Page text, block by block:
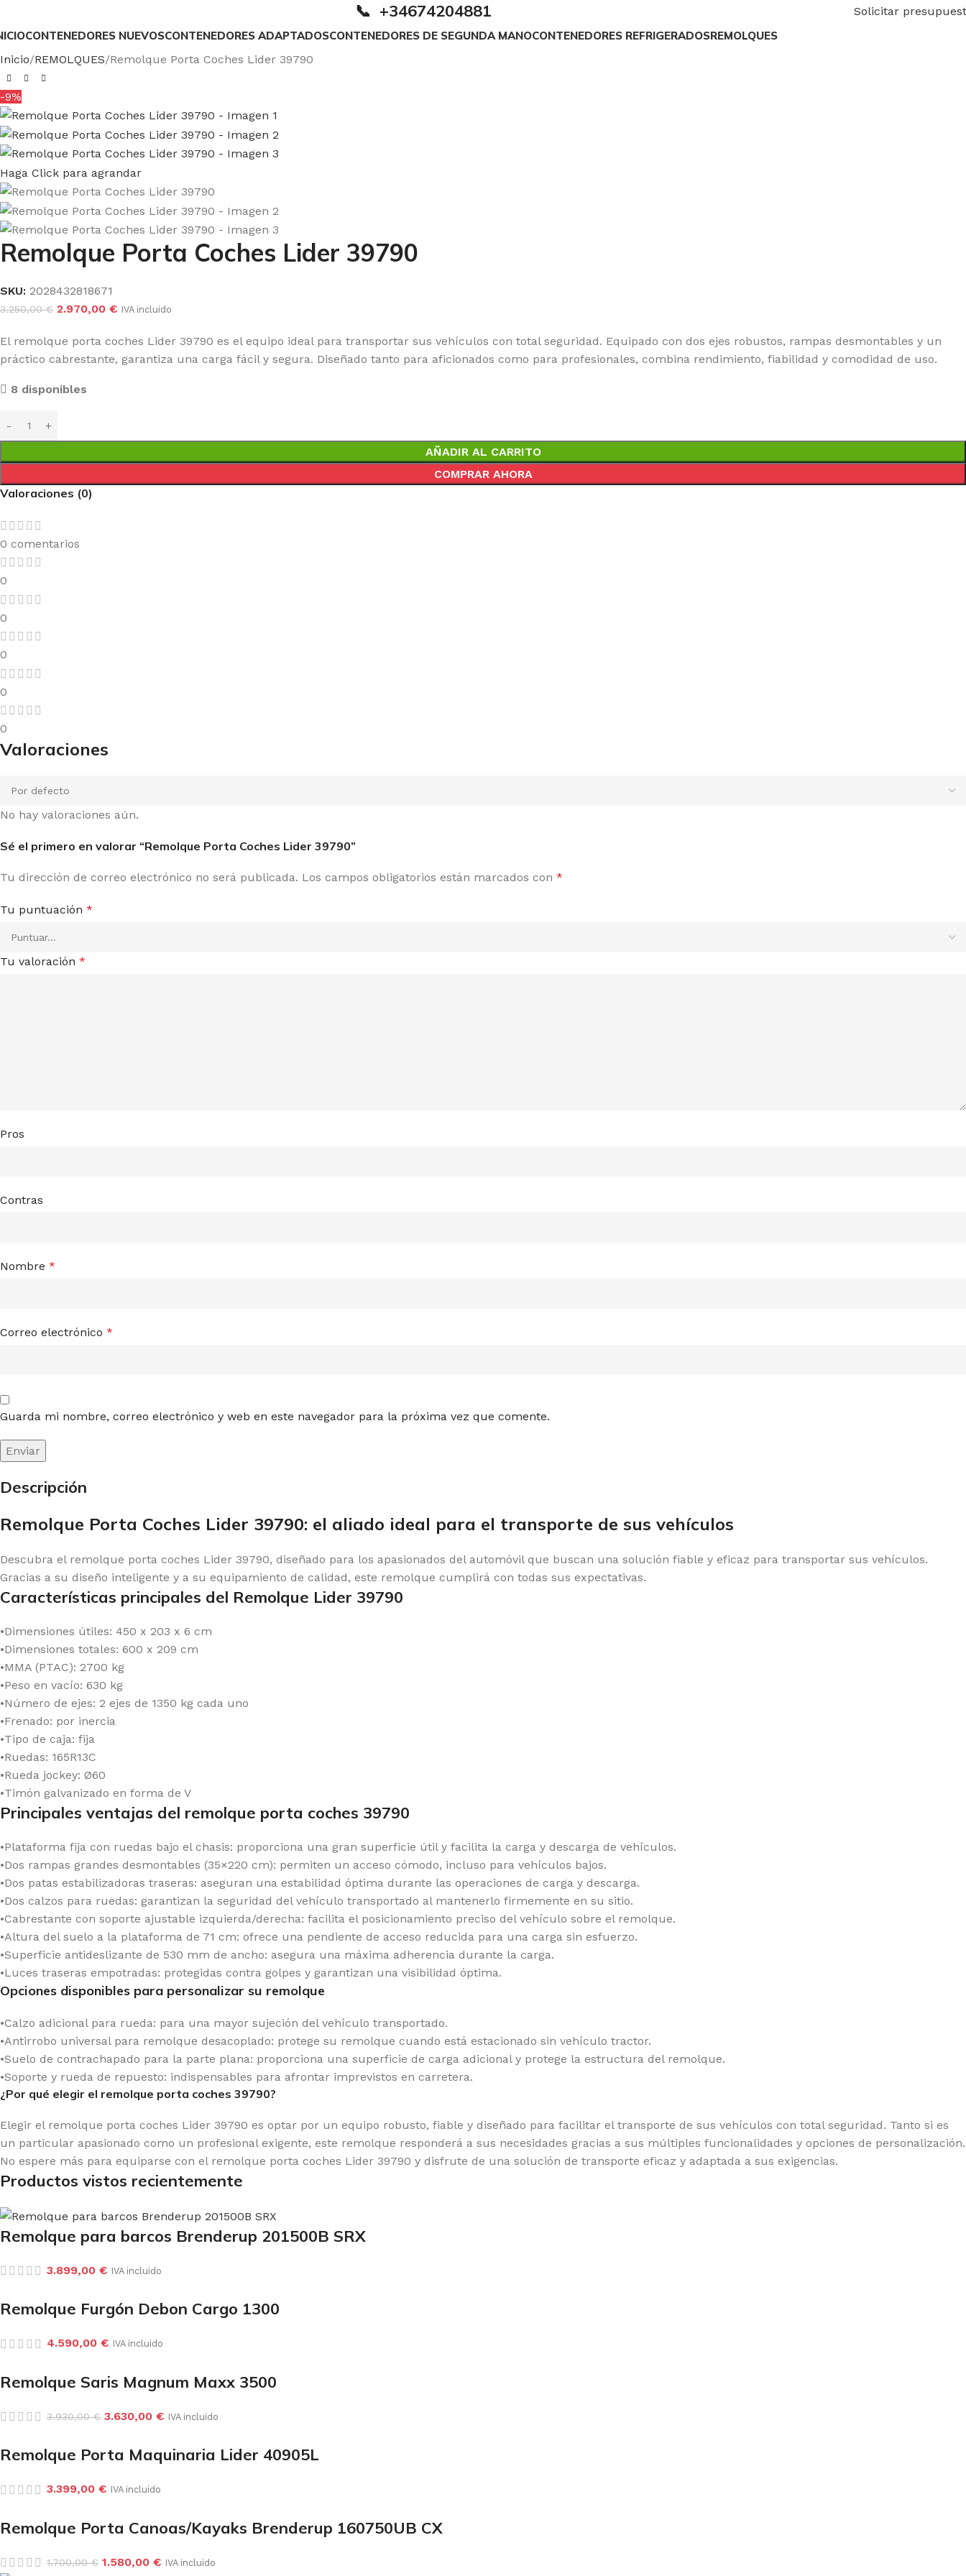
📞 +34674204881
Solicitar
CONTENEDORES NUEVOSCONTENEDORES ADAPTADOSCONTENEDORES DE SEGUNDA MANOCONTENEDORES REFRIGERADOSREMOLQUES
Inicio REMOLQUES Remolque Porta Coches Lider 39790
-9%
Haga Click para agrandar
Remolque Porta Coches Lider 39790
SKU: 2028432818671
3.250,00€ 2.970,00 € IVA incluido
El remolque porta coches Lider 39790 es el equipo ideal para transportar sus vehículos con total seguridad. Equipado con dos ejes robustos, rampas desmontables y un
práctico cabrestante, garantiza una carga fácil y segura. Diseñado tanto para aficionados como para profesionales, combina rendimiento, fiabilidad y comodidad de uso.
8 disponibles
AÑADIR AL CARRITO
COMPRAR AHORA
Valoraciones (0)
0 comentarios
0
0
0
0
0
Valoraciones
No hay valoraciones aún.
Sé el primero en valorar “Remolque Porta Coches Lider 39790”
Tu dirección de correo electrónico no será publicada. Los campos obligatorios están marcados con *
Tu puntuación *
Tu valoración *
Pros
Contras
Nombre *
Correo electrónico *
Guarda mi nombre, correo electrónico y web en este navegador para la próxima vez que comente.
Descripción
Remolque Porta Coches Lider 39790: el aliado ideal para el transporte de sus vehículos
Descubra el remolque porta coches Lider 39790, diseñado para los apasionados del automóvil que buscan una solución fiable y eficaz para transportar sus vehículos.
Gracias a su diseño inteligente y a su equipamiento de calidad, este remolque cumplirá con todas sus expectativas.
Características principales del Remolque Lider 39790
•Dimensiones útiles: 450 x 203 x 6 cm
•Dimensiones totales: 600 x 209 cm
•MMA (PTAC): 2700 kg
•Peso en vacío: 630 kg
•Número de ejes: 2 ejes de 1350 kg cada uno
•Frenado: por inercia
•Tipo de caja: fija
•Ruedas: 165R13C
•Rueda jockey: Ø60
•Timón galvanizado en forma de V
Principales ventajas del remolque porta coches 39790
•Plataforma fija con ruedas bajo el chasis: proporciona una gran superficie útil y facilita la carga y descarga de vehículos.
•Dos rampas grandes desmontables (35×220 cm): permiten un acceso cómodo, incluso para vehículos bajos.
•Dos patas estabilizadoras traseras: aseguran una estabilidad óptima durante las operaciones de carga y descarga.
•Dos calzos para ruedas: garantizan la seguridad del vehículo transportado al mantenerlo firmemente en su sitio.
•Cabrestante con soporte ajustable izquierda/derecha: facilita el posicionamiento preciso del vehículo sobre el remolque.
•Altura del suelo a la plataforma de 71 cm: ofrece una pendiente de acceso reducida para una carga sin esfuerzo.
•Superficie antideslizante de 530 mm de ancho: asegura una máxima adherencia durante la carga.
•Luces traseras empotradas: protegidas contra golpes y garantizan una visibilidad óptima.
Opciones disponibles para personalizar su remolque
•Calzo adicional para rueda: para una mayor sujeción del vehículo transportado.
•Antirrobo universal para remolque desacoplado: protege su remolque cuando está estacionado sin vehículo tractor.
•Suelo de contrachapado para la parte plana: proporciona una superficie de carga adicional y protege la estructura del remolque.
•Soporte y rueda de repuesto: indispensables para afrontar imprevistos en carretera.
¿Por qué elegir el remolque porta coches 39790?
Elegir el remolque porta coches Lider 39790 es optar por un equipo robusto, fiable y diseñado para facilitar el transporte de sus vehículos con total seguridad. Tanto si es
un particular apasionado como un profesional exigente, este remolque responderá a sus necesidades gracias a sus múltiples funcionalidades y opciones de personalización.
No espere más para equiparse con el remolque porta coches Lider 39790 y disfrute de una solución de transporte eficaz y adaptada a sus exigencias.
Productos vistos recientemente
Remolque para barcos Brenderup 201500B SRX
3.899,00 € IVA incluido
Remolque Furgón Debon Cargo 1300
4.590,00 € IVA incluido
Remolque Saris Magnum Maxx 3500
3.930,00€ 3.630,00 € IVA incluido
Remolque Porta Maquinaria Lider 40905L
3.399,00 € IVA incluido
Remolque Porta Canoas/Kayaks Brenderup 160750UB CX
1.700,00€ 1.580,00 € IVA incluido